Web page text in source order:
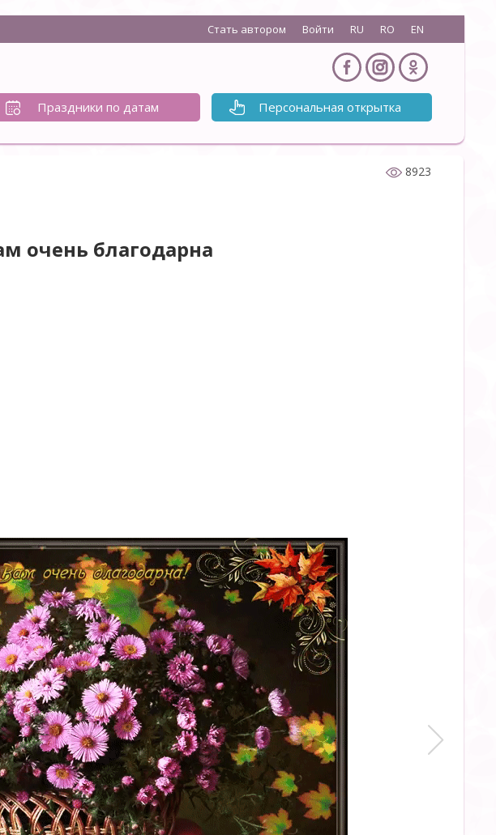
Стать автором Войти RU RO EN
Праздники по датам Персональная открытка
8923
очень благодарна